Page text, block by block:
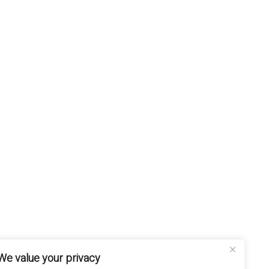
value your privacy